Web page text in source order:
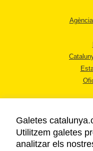
Galetes
Utilitzem galetes
analitzar els